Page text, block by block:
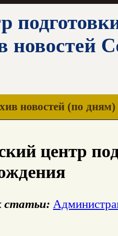
новостей
новостей (по дням)
центр
статьи: